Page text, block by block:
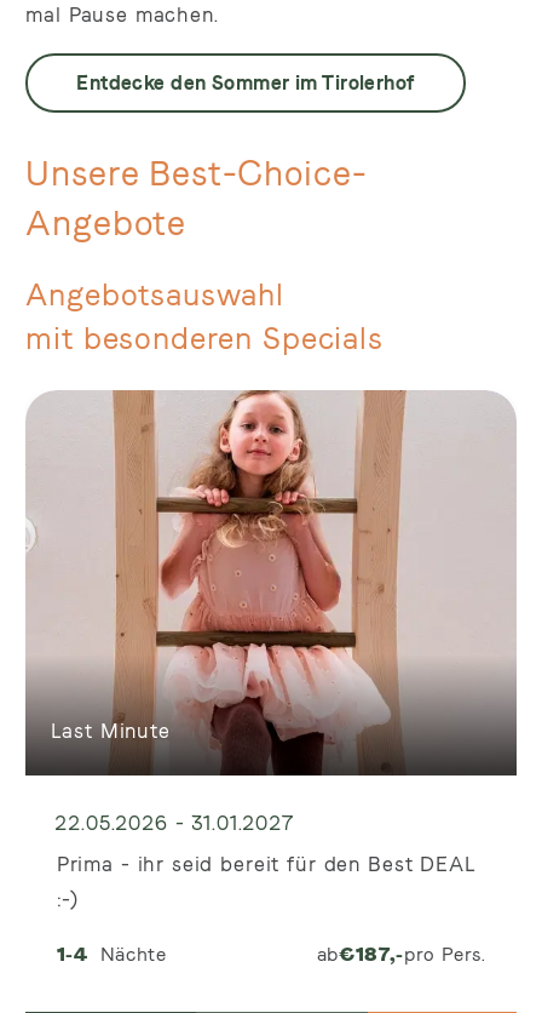
mal Pause machen.
Entdecke den Sommer im Tirolerhof
Unsere Best-Choice-
Angebote
Angebotsauswahl
mit besonderen Specials
Last Minute
Prima - ihr seid bereit für den Best DEAL
:-)
1-4 Nächte ab€187,-pro Pers.
22.05.2026 - 31.01.2027